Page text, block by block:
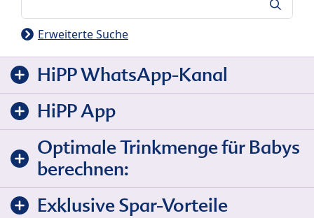
Erweiterte Suche
HiPP WhatsApp-Kanal
HiPP App
Optimale Trinkmenge für Babys
berechnen:
Exklusive Spar-Vorteile